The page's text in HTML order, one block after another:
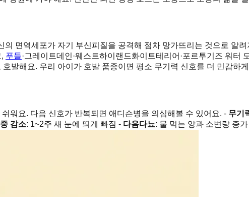
의 면역세포가 자기 부신피질을 공격해 점차 망가뜨리는 것으로 알
푸들·그레이트데인·웨스트하이랜드화이트테리어·포르투기즈 워터
발해요. 우리 아이가 호발 품종이면 평소 무기력 신호를 더 민감하
워요. 다음 신호가 반복되면 애디슨병을 의심해볼 수 있어요. - 무기
감소: 1~2주 새 눈에 띄게 빠짐 - 다음다뇨: 물 먹는 양과 소변량 증